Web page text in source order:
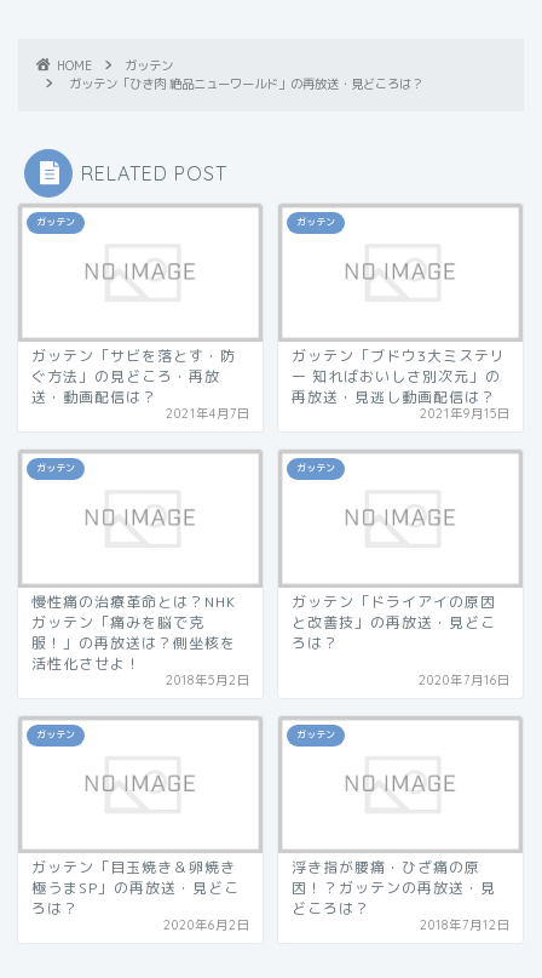
HOME
ガッテン
ガッテン「ひき肉 絶品ニューワールド」の再放送・見どころは？
RELATED POST
ガッテン
ガッテン「サビを落とす・防
ぐ方法」の見どころ・再放
送・動画配信は？
2021年4月7日
ガッテン
ガッテン「ブドウ3大ミステリ
ー 知ればおいしさ別次元」の
再放送・見逃し動画配信は？
2021年9月15日
ガッテン
慢性痛の治療革命とは？NHK
ガッテン「痛みを脳で克
服！」の再放送は？側坐核を
活性化させよ！
2018年5月2日
ガッテン
ガッテン「ドライアイの原因
と改善技」の再放送・見どこ
ろは？
2020年7月16日
ガッテン
ガッテン「目玉焼き＆卵焼き
極うまSP」の再放送・見どこ
ろは？
2020年6月2日
ガッテン
浮き指が腰痛・ひざ痛の原
因！？ガッテンの再放送・見
どころは？
2018年7月12日